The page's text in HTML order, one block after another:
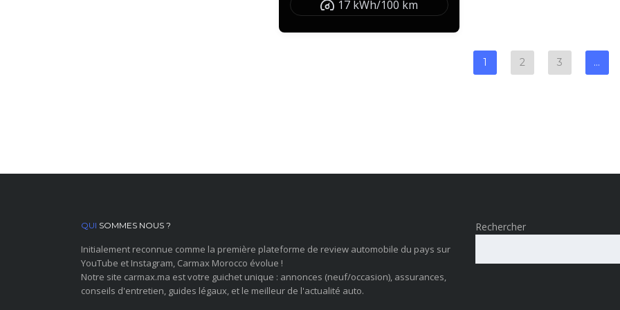
17 kWh/100 km
1 2 3 …
QUI SOMMES NOUS ?
Initialement reconnue comme la première plateforme de review automobile du pays sur
YouTube et Instagram, Carmax Morocco évolue !
Notre site carmax.ma est votre guichet unique : annonces (neuf/occasion), assurances,
conseils d'entretien, guides légaux, et le meilleur de l'actualité auto.
Rechercher